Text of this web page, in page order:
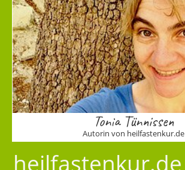
Tonia Tünnissen
Autorin von heilfastenkur.de
heilfastenkur.de